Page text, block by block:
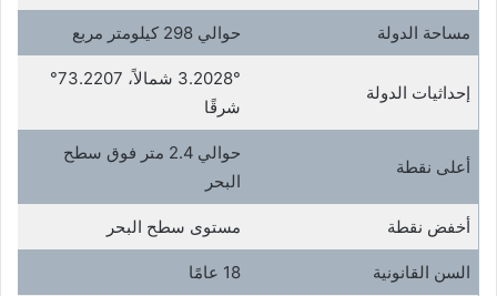
مساحة الدولة حوالي 298 كيلومتر مربع
إحداثيات الدولة
3.2028° شمالاً، 73.2207°
شرقًا
أعلى نقطة
حوالي 2.4 متر فوق سطح
البحر
أخفض نقطة مستوى سطح البحر
السن القانونية 18 عامًا